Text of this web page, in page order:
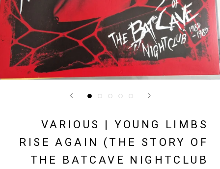
VARIOUS | YOUNG LIMBS
RISE AGAIN (THE STORY OF
THE BATCAVE NIGHTCLUB